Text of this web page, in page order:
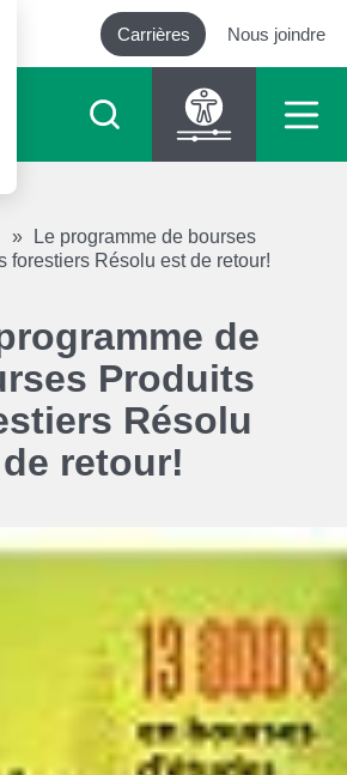
Carrières Nous joindre
le texte
de gris
»
Le programme de bourses
forestiers Résolu est de retour!
de
Produits
Résolu
retour!